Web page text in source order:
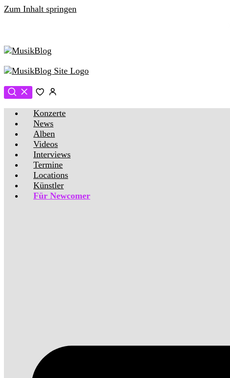
Zum Inhalt springen
Konzerte
News
Alben
Videos
Interviews
Termine
Locations
Künstler
Für Newcomer